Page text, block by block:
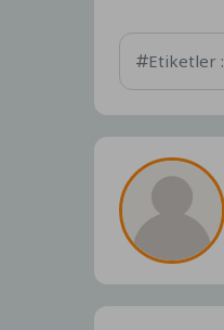
Etiketler :